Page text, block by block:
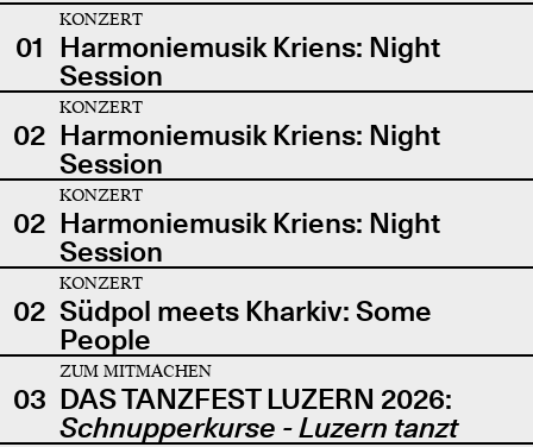
01
KONZERT
Harmoniemusik Kriens: Night
Session
02
KONZERT
Harmoniemusik Kriens: Night
Session
02
KONZERT
Harmoniemusik Kriens: Night
Session
02
KONZERT
Südpol meets Kharkiv: Some
People
03
ZUM MITMACHEN
DAS TANZFEST LUZERN 2026:
Schnupperkurse - Luzern tanzt